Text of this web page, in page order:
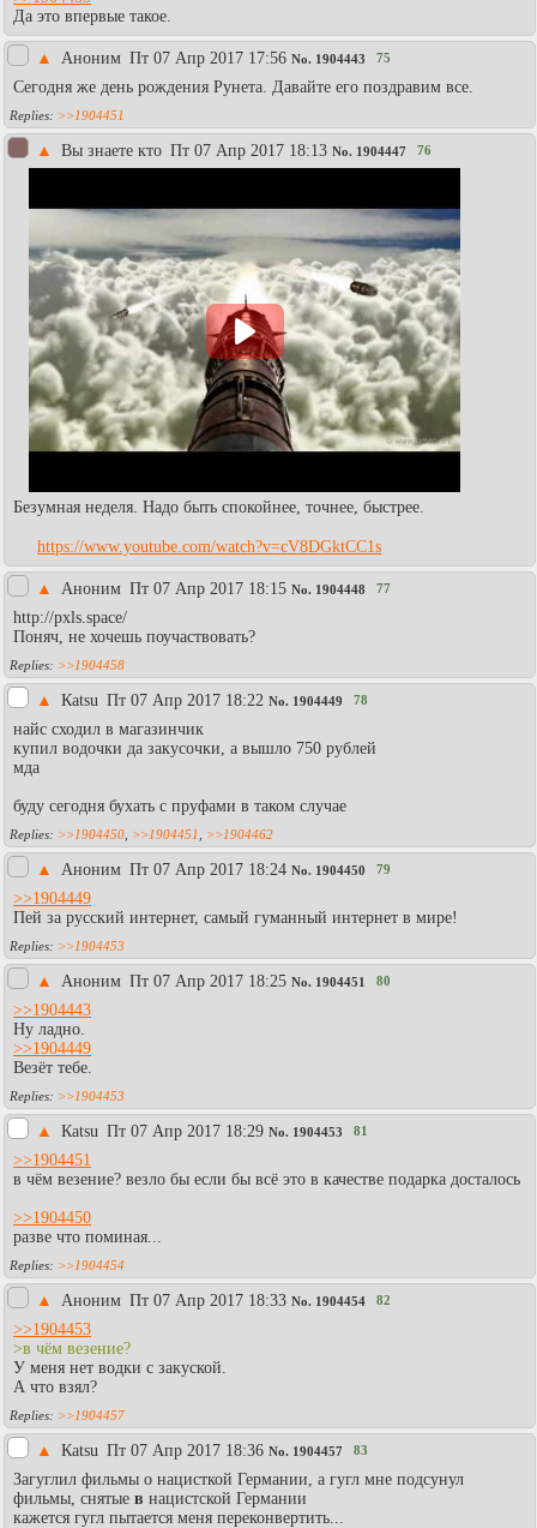
Да это впервые такое.
▲ Аноним Пт 07 Апр 2017 17:56 No. 1904443 75
Сегодня же день рождения Рунета. Давайте его поздравим все.
>>1904451
▲ Вы знаете кто Пт 07 Апр 2017 18:13 No. 1904447 76
Безумная неделя. Надо быть спокойнее, точнее, быстрее.
https://www.youtube.com/watch?v=cV8DGktCC1s
▲ Аноним Пт 07 Апр 2017 18:15 No. 1904448 77
http://pxls.space/
Поняч, не хочешь поучаствовать?
>>1904458
▲ Каtsu Пт 07 Апр 2017 18:22 No. 1904449 78
найс сходил в магазинчик
купил водочки да закусочки, а вышло 750 рублей
мда
буду сегодня бухать с пруфами в таком случае
>>1904450 >>1904451 >>1904462
▲ Аноним Пт 07 Апр 2017 18:24 No. 1904450 79
>>1904449
Пей за русский интернет, самый гуманный интернет в мире!
>>1904453
▲ Аноним Пт 07 Апр 2017 18:25 No. 1904451 80
>>1904443
Ну ладно.
>>1904449
Везёт тебе.
>>1904453
▲ Каtsu Пт 07 Апр 2017 18:29 No. 1904453 81
>>1904451
в чём везение? везло бы если бы всё это в качестве подарка досталось
>>1904450
разве что поминая...
>>1904454
▲ Аноним Пт 07 Апр 2017 18:33 No. 1904454 82
>>1904453
>в чём везение?
У меня нет водки с закуской.
А что взял?
>>1904457
▲ Каtsu Пт 07 Апр 2017 18:36 No. 1904457 83
Загуглил фильмы о нацисткой Германии, а гугл мне подсунул
фильмы, снятые в нацистской Германии
кажется гугл пытается меня переконвертить...